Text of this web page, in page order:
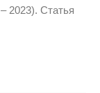
2023). Статья